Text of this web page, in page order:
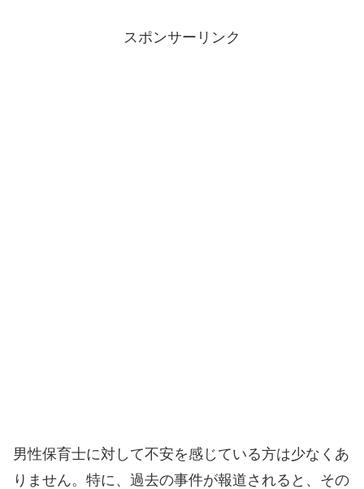
スポンサーリンク
男性保育士に対して不安を感じている方は少なくあ
りません。特に、過去の事件が報道されると、その